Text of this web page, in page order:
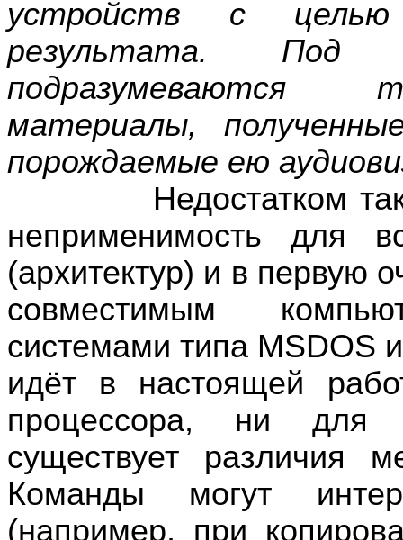
устройств с целью
результата.
подразумеваются
материалы,
порождаемые ею
Недостатком такой
неприменимость для
(архитектур) и в первую
совместимым
системами типа MSDOS
идёт в настоящей
процессора, ни для
существует различия
Команды могут
(например, при